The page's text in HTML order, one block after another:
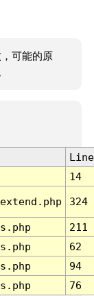
可能的原
Line
14
324
211
62
94
76